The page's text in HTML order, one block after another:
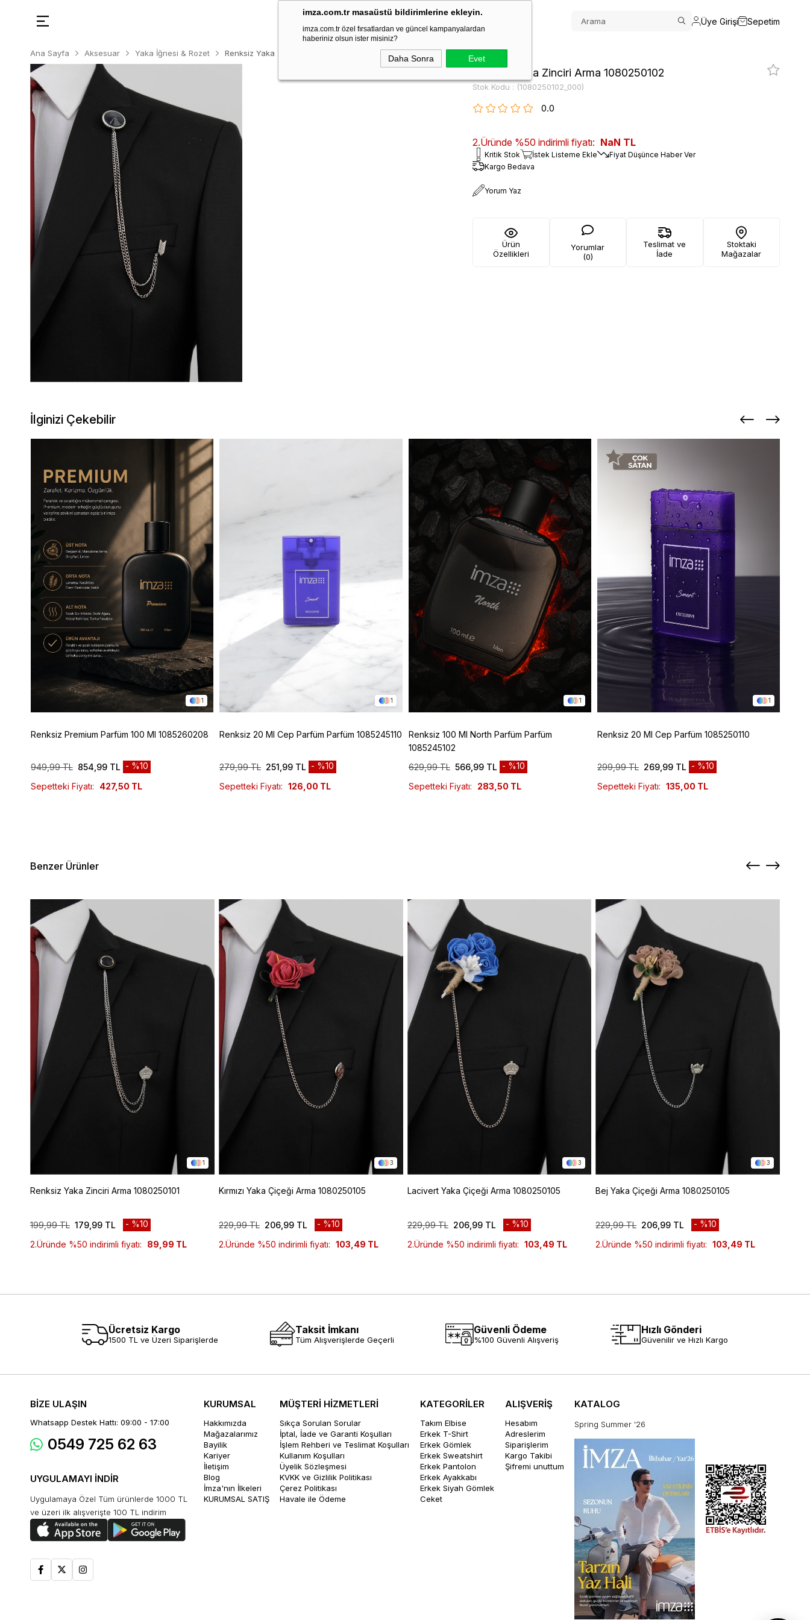
imza.com.tr masaüstü bildirimlerine ekleyin.
imza.com.tr özel fırsatlardan ve güncel kampanyalardan
haberiniz olsun ister misiniz?
Daha Sonra Evet
Üye Girişi Sepetim
Ana Sayfa Aksesuar Yaka İğnesi & Rozet Renksiz Yaka Zinciri Arma 1080250102
Renksiz Yaka Zinciri Arma 1080250102
Stok Kodu (1080250102_000)
0.0
2.Üründe %50 indirimli fiyatı: NaN TL
Kritik Stok İstek Listeme Ekle
Fiyat Düşünce Haber Ver
Kargo Bedava
Yorum Yaz
Ürün
Özellikleri
Yorumlar
(0)
Teslimat ve
İade
Stoktaki
Mağazalar
İlginizi Çekebilir
1
Renksiz Premium Parfüm 100 Ml 1085260208
949,99 TL 854,99 TL
%10
Sepetteki Fiyatı:
427,50 TL
1
Renksiz 20 Ml Cep Parfüm Parfüm 1085245110
279,99 TL 251,99 TL
%10
Sepetteki Fiyatı: 126,00 TL
1
Renksiz 100 Ml North Parfüm Parfüm
1085245102
629,99 TL 566,99 TL
%10
Sepetteki Fiyatı:
283,50 TL
1
Renksiz 20 Ml Cep Parfüm 1085250110
299,99 TL 269,99 TL
%10
Sepetteki Fiyatı: 135,00 TL
Benzer Ürünler
1
Renksiz Yaka Zinciri Arma 1080250101
179,99 TL
199,99 TL
%10
2.Üründe %50 indirimli fiyatı:
89,99 TL
3
Kırmızı Yaka Çiçeği Arma 1080250105
206,99 TL
229,99 TL
%10
2.Üründe %50 indirimli fiyatı: 103,49 TL
3
Lacivert Yaka Çiçeği Arma 1080250105
206,99 TL
229,99 TL
%10
2.Üründe %50 indirimli fiyatı: 103,49 TL
3
Bej Yaka Çiçeği Arma 1080250105
206,99 TL
229,99 TL
%10
2.Üründe %50 indirimli fiyatı:
103,49 TL
Ücretsiz Kargo
1500 TL ve Üzeri Siparişlerde
Taksit İmkanı
Tüm Alışverişlerde Geçerli
Güvenli Ödeme
%100 Güvenli Alışveriş
Hızlı Gönderi
Güvenilir ve Hızlı Kargo
BİZE ULAŞIN
Whatsapp Destek Hattı: 09:00 - 17:00
0549 725 62 63
UYGULAMAYI İNDİR
Uygulamaya Özel Tüm ürünlerde 1000 TL
ve üzeri ilk alışverişte 100 TL indirim
KURUMSAL
Hakkımızda
Mağazalarımız
Bayilik
Kariyer
İletişim
Blog
İmza'nın İlkeleri
KURUMSAL SATIŞ
MÜŞTERİ HİZMETLERİ
Sıkça Sorulan Sorular
İptal, İade ve Garanti Koşulları
İşlem Rehberi ve Teslimat Koşulları
Kullanım Koşulları
Üyelik Sözleşmesi
KVKK ve Gizlilik Politikası
Çerez Politikası
Havale ile Ödeme
KATEGORİLER
Takım Elbise
Erkek T-Shirt
Erkek Gömlek
Erkek Sweatshirt
Erkek Pantolon
Erkek Ayakkabı
Erkek Siyah Gömlek
Ceket
ALIŞVERİŞ
Hesabım
Adreslerim
Siparişlerim
Kargo Takibi
Şifremi unuttum
KATALOG
Spring Summer '26